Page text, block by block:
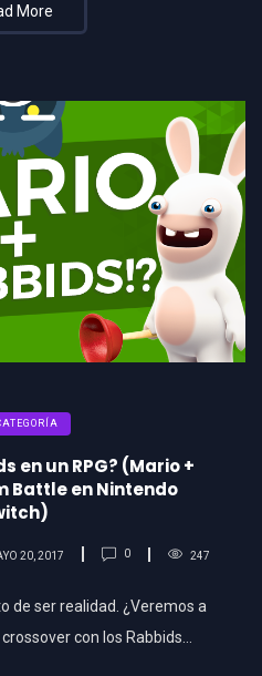
More
en un RPG? (Mario +
Battle en Nintendo
20, 2017 0 247
de ser realidad. ¿Veremos a
con los Rabbids…